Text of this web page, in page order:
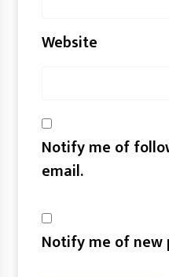
Website
Notify me of
email.
Notify me of new